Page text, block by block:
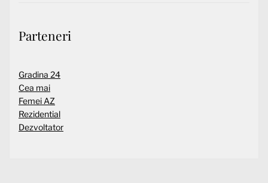
Parteneri
Gradina 24
Cea mai
Femei AZ
Rezidential
Dezvoltator